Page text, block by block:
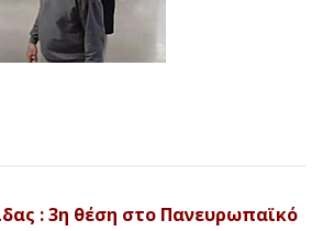
: 3η θέση στο Πανευρωπαϊκό